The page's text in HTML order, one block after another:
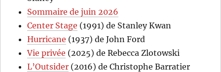
Sommaire de juin 2026
Center Stage (1991) de Stanley Kwan
Hurricane (1937) de John Ford
Vie privée (2025) de Rebecca Zlotowski
L’Outsider (2016) de Christophe Barratier